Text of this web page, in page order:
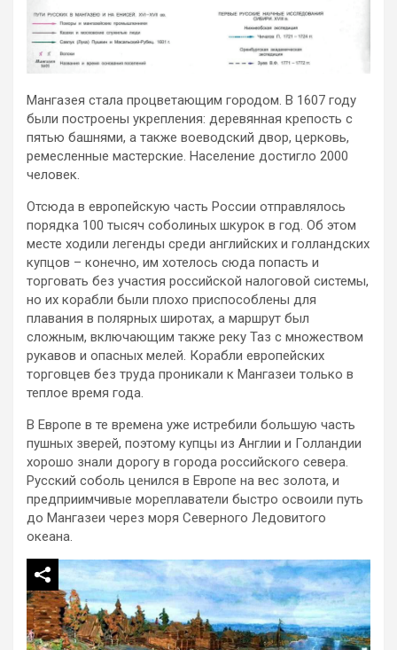
Мангазея стала процветающим городом. В 1607 году
были построены укрепления: деревянная крепость с
пятью башнями, а также воеводский двор, церковь,
ремесленные мастерские. Население достигло 2000
человек.
Отсюда в европейскую часть России отправлялось
порядка 100 тысяч соболиных шкурок в год. Об этом
месте ходили легенды среди английских и голландских
купцов – конечно, им хотелось сюда попасть и
торговать без участия российской налоговой системы,
но их корабли были плохо приспособлены для
плавания в полярных широтах, а маршрут был
сложным, включающим также реку Таз с множеством
рукавов и опасных мелей. Корабли европейских
торговцев без труда проникали к Мангазеи только в
теплое время года.
В Европе в те времена уже истребили большую часть
пушных зверей, поэтому купцы из Англии и Голландии
хорошо знали дорогу в города российского севера.
Русский соболь ценился в Европе на вес золота, и
предприимчивые мореплаватели быстро освоили путь
до Мангазеи через моря Северного Ледовитого
океана.